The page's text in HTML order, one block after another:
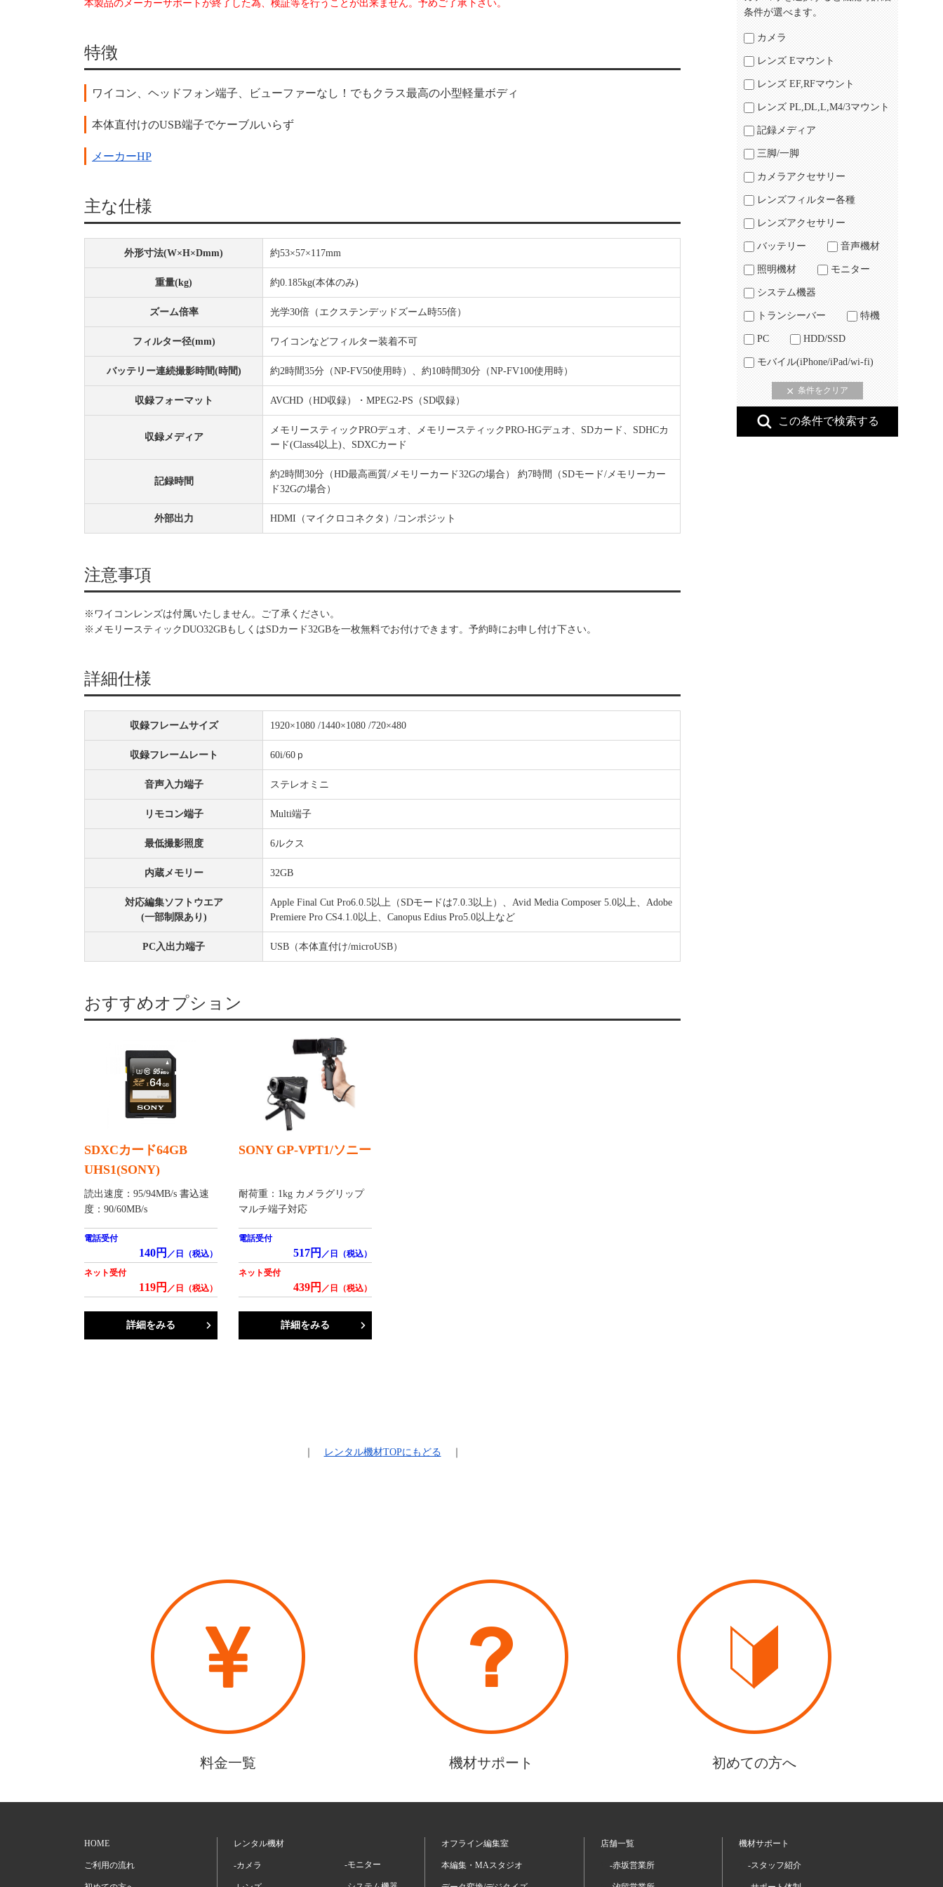
本製品のメーカーサポートが終了した為、検証等を行うことが出来ません。予めご了承下さい。
特徴
ワイコン、ヘッドフォン端子、ビューファーなし！でもクラス最高の小型軽量ボディ
本体直付けのUSB端子でケーブルいらず
メーカーHP
主な仕様
外形寸法(W×H×Dmm) 約53×57×117mm
重量(kg) 約0.185kg(本体のみ)
ズーム倍率 光学30倍（エクステンデッドズーム時55倍）
フィルター径(mm) ワイコンなどフィルター装着不可
バッテリー連続撮影時間(時間) 約2時間35分（NP-FV50使用時）、約10時間30分（NP-FV100使用時）
収録フォーマット AVCHD（HD収録）・MPEG2-PS（SD収録）
収録メディア
メモリースティックPROデュオ、メモリースティックPRO-HGデュオ、SDカード、SDHCカ
ード(Class4以上)、SDXCカード
記録時間
約2時間30分（HD最高画質/メモリーカード32Gの場合） 約7時間（SDモード/メモリーカー
ド32Gの場合）
外部出力 HDMI（マイクロコネクタ）/コンポジット
注意事項
※ワイコンレンズは付属いたしません。ご了承ください。
※メモリースティックDUO32GBもしくはSDカード32GBを一枚無料でお付けできます。予約時にお申し付け下さい。
詳細仕様
収録フレームサイズ 1920×1080 /1440×1080 /720×480
収録フレームレート 60i/60ｐ
音声入力端子 ステレオミニ
リモコン端子 Multi端子
最低撮影照度 6ルクス
内蔵メモリー 32GB
対応編集ソフトウエア
(一部制限あり)
Apple Final Cut Pro6.0.5以上（SDモードは7.0.3以上）、Avid Media Composer 5.0以上、Adobe
Premiere Pro CS4.1.0以上、Canopus Edius Pro5.0以上など
PC入出力端子 USB（本体直付け/microUSB）
おすすめオプション
SDXCカード64GB
UHS1(SONY)
読出速度：95/94MB/s 書込速
度：90/60MB/s
電話受付
140円 ／日（税込）
ネット受付
119円 ／日（税込）
詳細をみる
SONY GP-VPT1/ソニー
耐荷重：1kg カメラグリップ
マルチ端子対応
電話受付
517円 ／日（税込）
ネット受付
439円 ／日（税込）
詳細をみる
レンタル機材TOPにもどる
条件が選べます。
カメラ
レンズ Eマウント
レンズ EF,RFマウント
レンズ PL,DL,L,M4/3マウント
記録メディア
三脚/一脚
カメラアクセサリー
レンズフィルター各種
レンズアクセサリー
バッテリー 音声機材
照明機材 モニター
システム機器
トランシーバー 特機
PC HDD/SSD
モバイル(iPhone/iPad/wi-fi)
料金一覧 機材サポート 初めての方へ
HOME
ご利用の流れ
レンタル機材
-カメラ -モニター
オフライン編集室
本編集・MAスタジオ
店舗一覧
-赤坂営業所
機材サポート
-スタッフ紹介